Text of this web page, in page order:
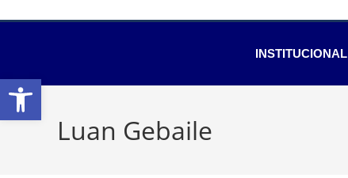
INSTITUCIONAL
Luan Gebaile
Abrir a barra de ferramentas